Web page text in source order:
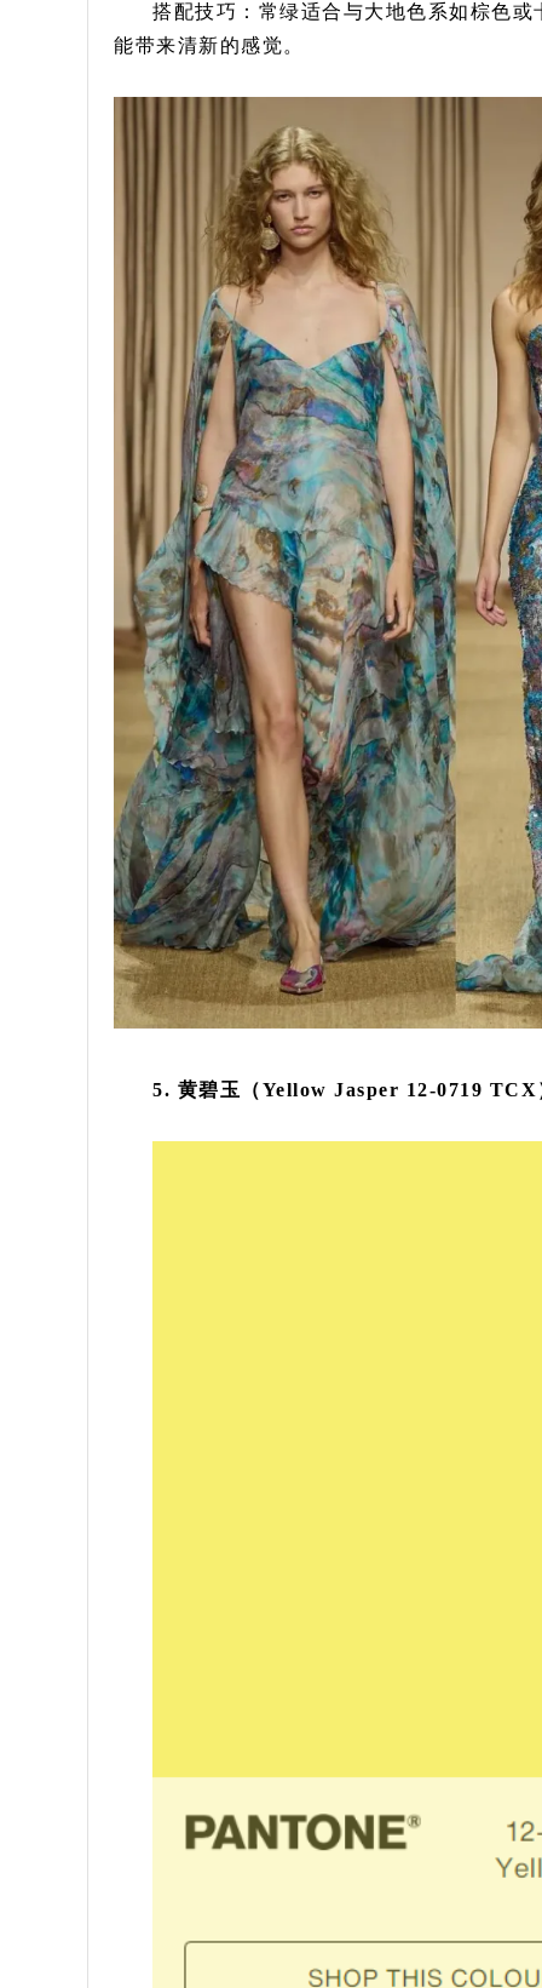
搭配技巧：常绿适合与大地色系如棕色
能带来清新的感觉。
5. 黄碧玉（Yellow Jasper 12-0719 TCX